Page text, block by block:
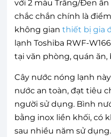
với 2 màu Trắng/Đen
chắc chắn chính là
không gian thiết bị gia
lạnh Toshiba RWF-
tại văn phòng, quán
Cây nước nóng lạnh
nước an toàn, đạt tiêu
người sử dụng. Bình
bằng inox liền khối, có
sau nhiều năm sử dụng.